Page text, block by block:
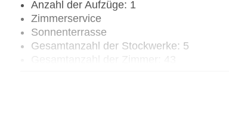
Anzahl der Aufzüge: 1
Zimmerservice
Sonnenterrasse
Gesamtanzahl der Stockwerke: 5
Pools:Indoor Pool, Outdoor Pool,